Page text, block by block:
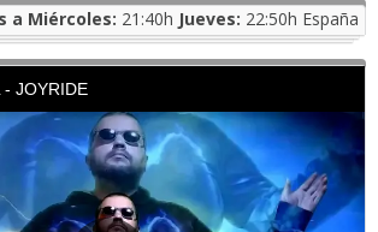
a Miércoles: 21:40h Jueves: 22:50h España